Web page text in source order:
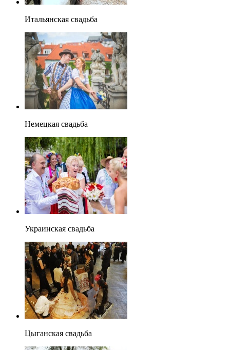
Итальянская свадьба
Немецкая свадьба
Украинская свадьба
Цыганская свадьба